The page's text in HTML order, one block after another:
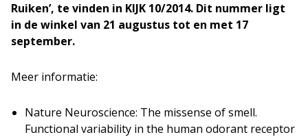
Ruiken’, te vinden in KIJK 10/2014. Dit nummer ligt
in de winkel van 21 augustus tot en met 17
september.
Meer informatie:
Nature Neuroscience: The missense of smell.
Functional variability in the human odorant receptor